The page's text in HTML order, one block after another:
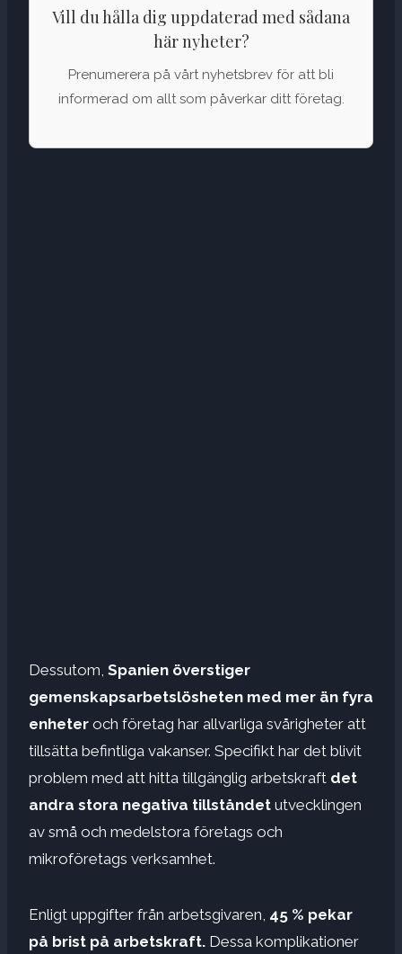
Vill du hålla dig uppdaterad med sådana
här nyheter?
Prenumerera på vårt nyhetsbrev för att bli
informerad om allt som påverkar ditt företag.
Dessutom, Spanien överstiger
gemenskapsarbetslösheten med mer än fyra
enheter och företag har allvarliga svårigheter att
tillsätta befintliga vakanser. Specifikt har det blivit
problem med att hitta tillgänglig arbetskraft det
andra stora negativa tillståndet utvecklingen
av små och medelstora företags och
mikroföretags verksamhet.
Enligt uppgifter från arbetsgivaren, 45 % pekar
på brist på arbetskraft. Dessa komplikationer